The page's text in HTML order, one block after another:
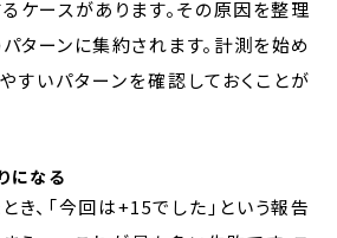
ケースがあります。その原因を整理
ターンに集約されます。計測を始め
すいパターンを確認しておくことが
になる
、「今回は+15でした」という報告